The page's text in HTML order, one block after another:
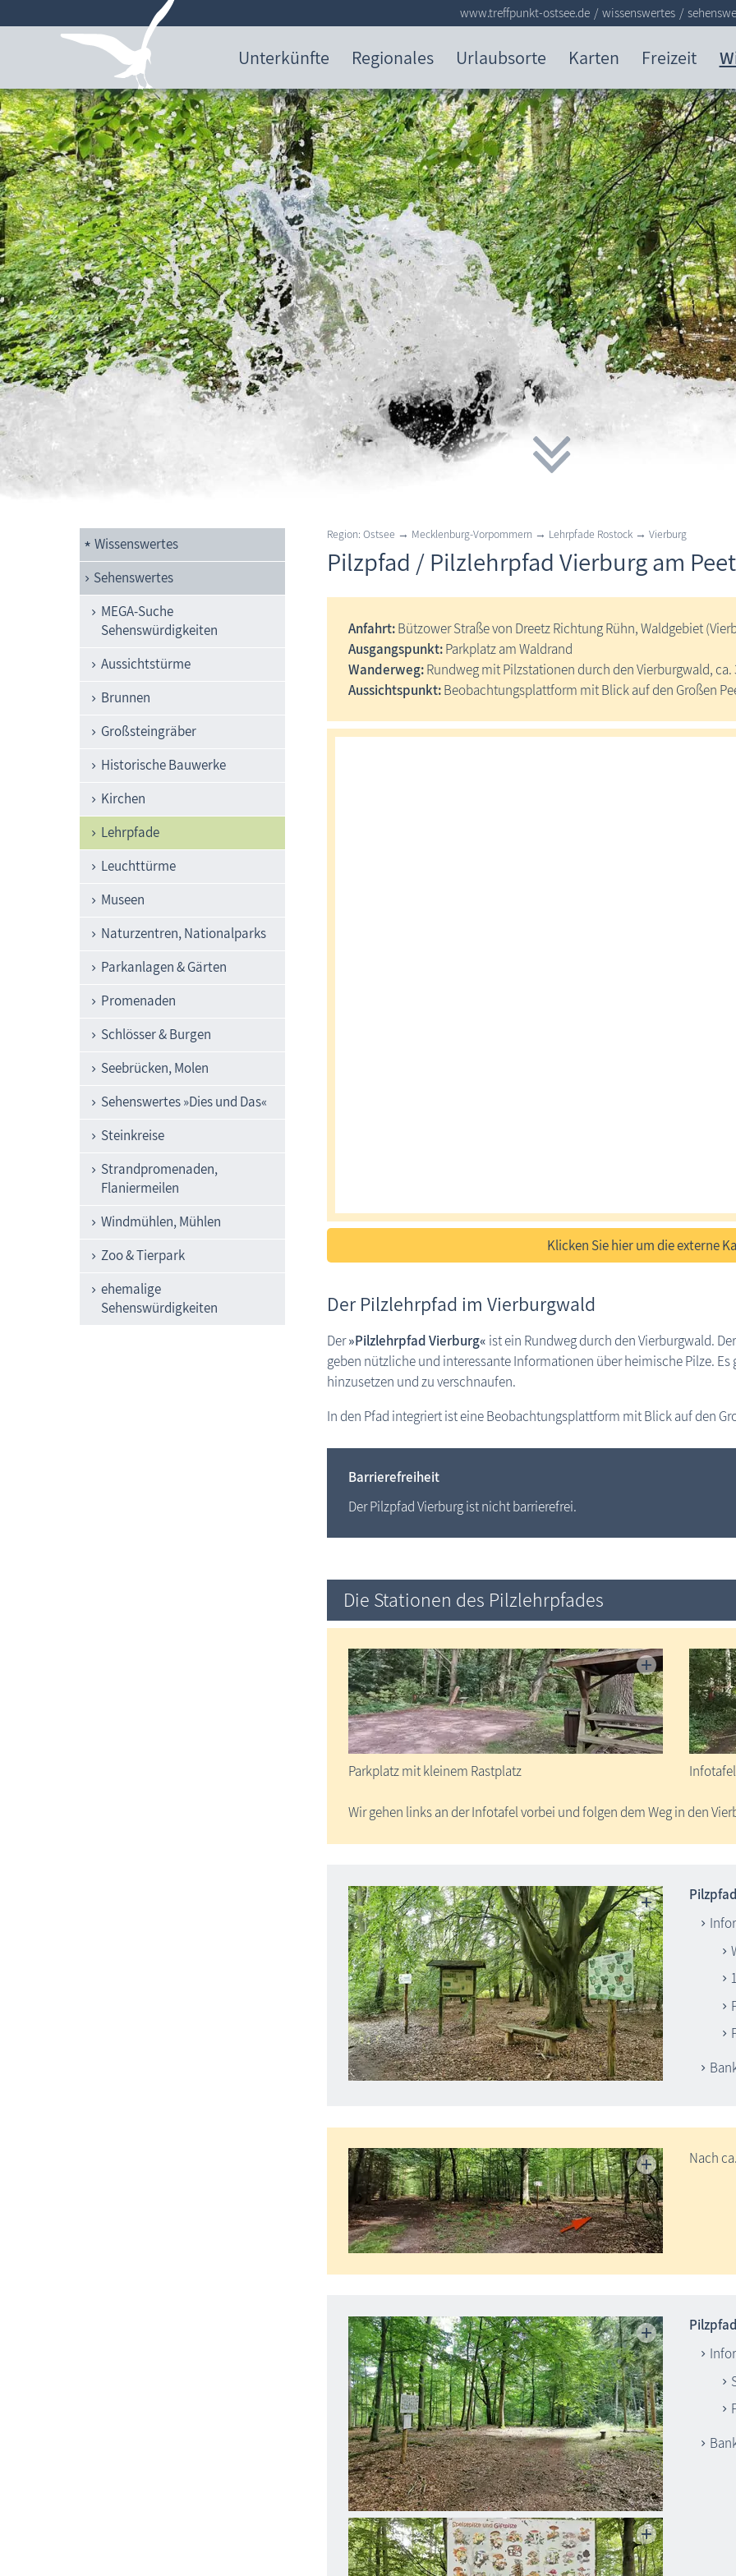
Unterkünfte Regionales Urlaubsorte Karten Freizeit
www.treffpunkt-ostsee.de wissenswertes
Wissenswertes
Sehenswertes
MEGA-Suche
Sehenswürdigkeiten
Aussichtstürme
Brunnen
Großsteingräber
Historische Bauwerke
Kirchen
Lehrpfade
Leuchttürme
Museen
Naturzentren, Nationalparks
Parkanlagen & Gärten
Promenaden
Schlösser & Burgen
Seebrücken, Molen
Sehenswertes »Dies und Das«
Steinkreise
Strandpromenaden,
Flaniermeilen
Windmühlen, Mühlen
Zoo & Tierpark
ehemalige
Sehenswürdigkeiten
Region: Ostsee → Mecklenburg-Vorpommern → Lehrpfade Rostock → Vierburg
Pilzpfad / Pilzlehrpfad Vierburg am
Anfahrt:Bützower Straße von Dreetz Richtung Rühn, Waldgebiet
Ausgangspunkt:Parkplatz am Waldrand
Wanderweg:Rundweg mit Pilzstationen durch den Vierburgwald, ca.
Aussichtspunkt:Beobachtungsplattform mit Blick auf den Großen
Klicken Sie hier um die externe
Der Pilzlehrpfad im Vierburgwald
Der»Pilzlehrpfad Vierburg« ist ein Rundweg durch den Vierburgwald.
geben nützliche und interessante Informationen über heimische Pilze.
hinzusetzen und zu verschnaufen.
In den Pfad integriert ist eine Beobachtungsplattform mit Blick auf den
Barrierefreiheit
Der Pilzpfad Vierburg ist nicht barrierefrei.
Die Stationen des Pilzlehrpfades
Parkplatz mit kleinem Rastplatz
Wir gehen links an der Infotafel vorbei und folgen dem Weg in den
Nach